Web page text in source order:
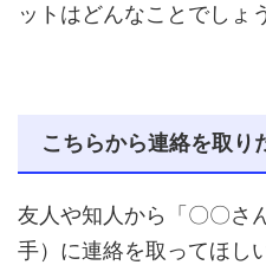
ットはどんなことでしょ
こちらから連絡を取り
友人や知人から「〇〇さ
手）に連絡を取ってほし